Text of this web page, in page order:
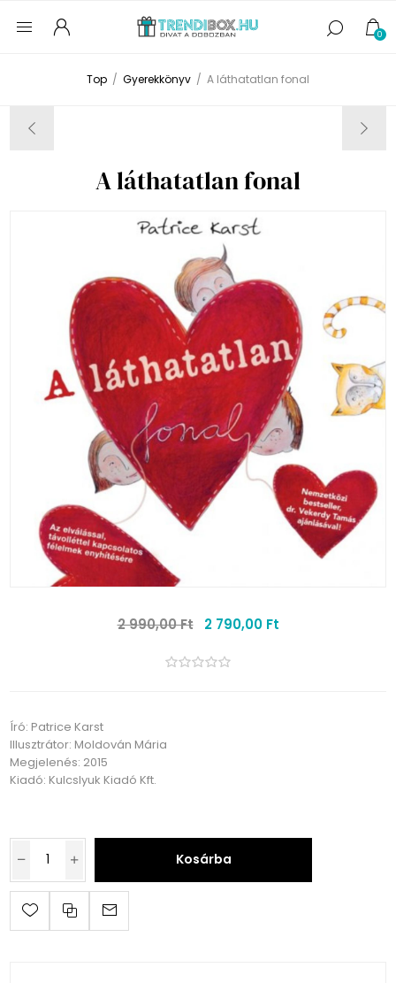
0
Top / Gyerekkönyv / A láthatatlan fonal
A láthatatlan fonal
2 990,00 Ft 2 790,00 Ft
Író: Patrice Karst
Illusztrátor: Moldován Mária
Megjelenés: 2015
Kiadó: Kulcslyuk Kiadó Kft.
Kosárba